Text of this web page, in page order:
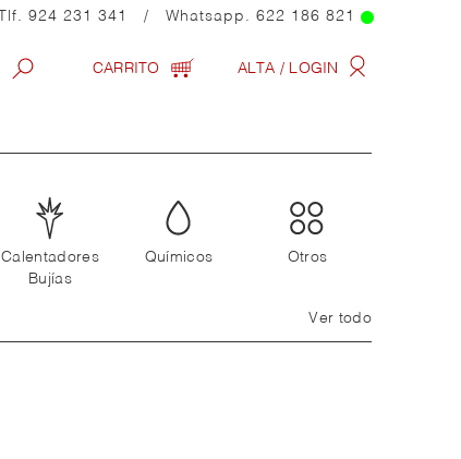
Tlf. 924 231 341 / Whatsapp. 622 186 821
ALTA / LOGIN
CARRITO
Calentadores
Bujías
Químicos Otros
Ver todo